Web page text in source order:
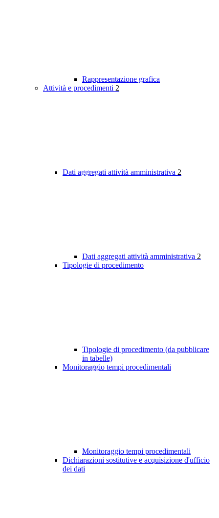
Rappresentazione grafica
Attività e procedimenti 2
Dati aggregati attività amministrativa 2
Dati aggregati attività amministrativa 2
Tipologie di procedimento
Tipologie di procedimento (da pubblicare
in tabelle)
Monitoraggio tempi procedimentali
Monitoraggio tempi procedimentali
Dichiarazioni sostitutive e acquisizione d'ufficio
dei dati